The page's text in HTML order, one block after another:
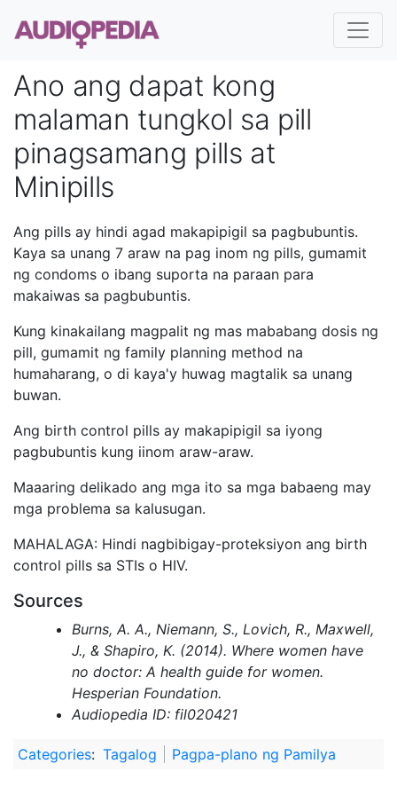
Ano ang dapat kong
malaman tungkol sa pill
pinagsamang pills at
Minipills
Ang pills ay hindi agad makapipigil sa pagbubuntis.
Kaya sa unang 7 araw na pag inom ng pills, gumamit
ng condoms o ibang suporta na paraan para
makaiwas sa pagbubuntis.
Kung kinakailang magpalit ng mas mababang dosis ng
pill, gumamit ng family planning method na
humaharang, o di kaya'y huwag magtalik sa unang
buwan.
Ang birth control pills ay makapipigil sa iyong
pagbubuntis kung iinom araw-araw.
Maaaring delikado ang mga ito sa mga babaeng may
mga problema sa kalusugan.
MAHALAGA: Hindi nagbibigay-proteksiyon ang birth
control pills sa STIs o HIV.
Sources
Burns, A. A., Niemann, S., Lovich, R., Maxwell,
J., & Shapiro, K. (2014). Where women have
no doctor: A health guide for women.
Hesperian Foundation.
Audiopedia ID: fil020421
Categories: Tagalog Pagpa-plano ng Pamilya